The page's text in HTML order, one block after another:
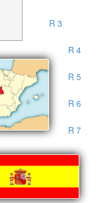
R 3
R 4
R 5
R 6
R 7